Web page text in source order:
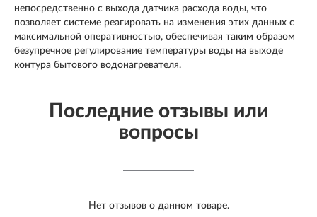
непосредственно с выхода датчика расхода воды, что
позволяет системе реагировать на изменения этих данных с
максимальной оперативностью, обеспечивая таким образом
безупречное регулирование температуры воды на выходе
контура бытового водонагревателя.
Последние отзывы или
вопросы
Нет отзывов о данном товаре.